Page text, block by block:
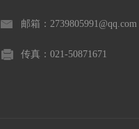
邮箱：2739805991@qq.com
传真：021-50871671